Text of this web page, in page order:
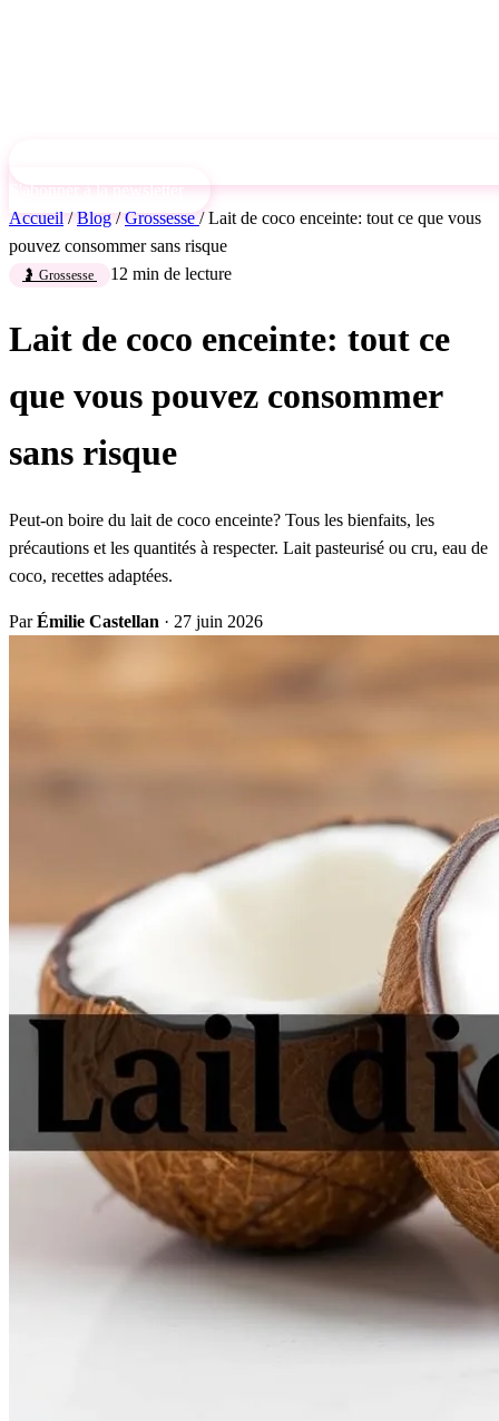
S'abonner à la newsletter
Accueil / Blog / Grossesse / Lait de coco enceinte: tout ce que vous
pouvez consommer sans risque
🤰 Grossesse 12 min de lecture
Lait de coco enceinte: tout ce
que vous pouvez consommer
sans risque
Peut-on boire du lait de coco enceinte? Tous les bienfaits, les
précautions et les quantités à respecter. Lait pasteurisé ou cru, eau de
coco, recettes adaptées.
ParÉmilie Castellan · 27 juin 2026